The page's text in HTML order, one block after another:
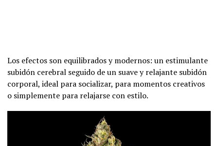
Los efectos son equilibrados y modernos: un estimulante
subidón cerebral seguido de un suave y relajante subidón
corporal, ideal para socializar, para momentos creativos
o simplemente para relajarse con estilo.